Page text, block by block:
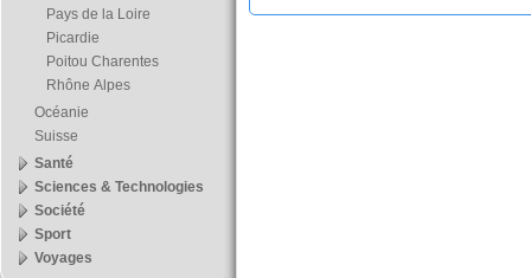
Pays de la Loire
Picardie
Poitou Charentes
Rhône Alpes
Océanie
Suisse
Santé
Sciences & Technologies
Société
Sport
Voyages